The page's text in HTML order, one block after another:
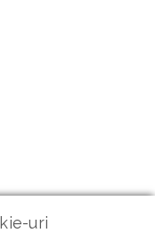
uri